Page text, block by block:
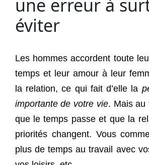
une erreur à
éviter
Les hommes accordent toute
temps et leur amour à leur
la relation, ce qui fait d’elle la
importante de votre vie. Mais au
que le temps passe et que la
priorités changent. Vous
plus de temps au travail avec